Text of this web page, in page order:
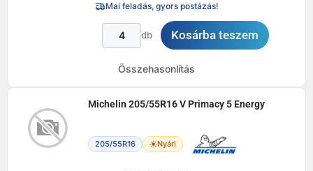
Mai feladás, gyors postázás!
db Kosárba teszem
Összehasonlítás
Michelin 205/55R16 V Primacy 5 Energy
205/55R16 Nyári